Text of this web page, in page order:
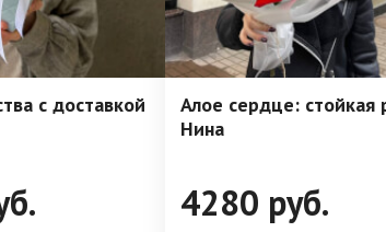
с доставкой
Алое сердце: стойкая
Нина
4280 руб.